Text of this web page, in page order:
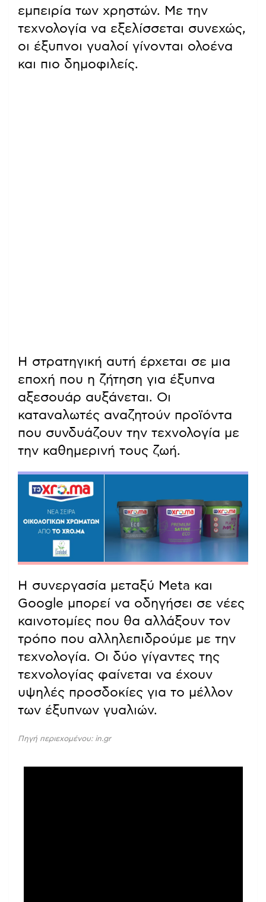
εμπειρία των χρηστών. Με την
τεχνολογία να εξελίσσεται συνεχώς,
οι έξυπνοι γυαλοί γίνονται ολοένα
και πιο δημοφιλείς.
Η στρατηγική αυτή έρχεται σε μια
εποχή που η ζήτηση για έξυπνα
αξεσουάρ αυξάνεται. Οι
καταναλωτές αναζητούν προϊόντα
που συνδυάζουν την τεχνολογία με
την καθημερινή τους ζωή.
Η συνεργασία μεταξύ Meta και
Google μπορεί να οδηγήσει σε νέες
καινοτομίες που θα αλλάξουν τον
τρόπο που αλληλεπιδρούμε με την
τεχνολογία. Οι δύο γίγαντες της
τεχνολογίας φαίνεται να έχουν
υψηλές προσδοκίες για το μέλλον
των έξυπνων γυαλιών.
Πηγή περιεχομένου: in.gr